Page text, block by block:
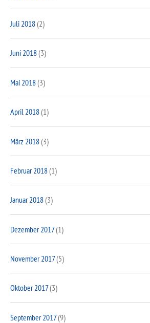
Juli 2018(2)
Juni 2018(3)
Mai 2018(3)
April 2018(1)
März 2018(3)
Februar 2018(1)
Januar 2018(3)
Dezember 2017(1)
November 2017(5)
Oktober 2017(3)
September 2017(9)